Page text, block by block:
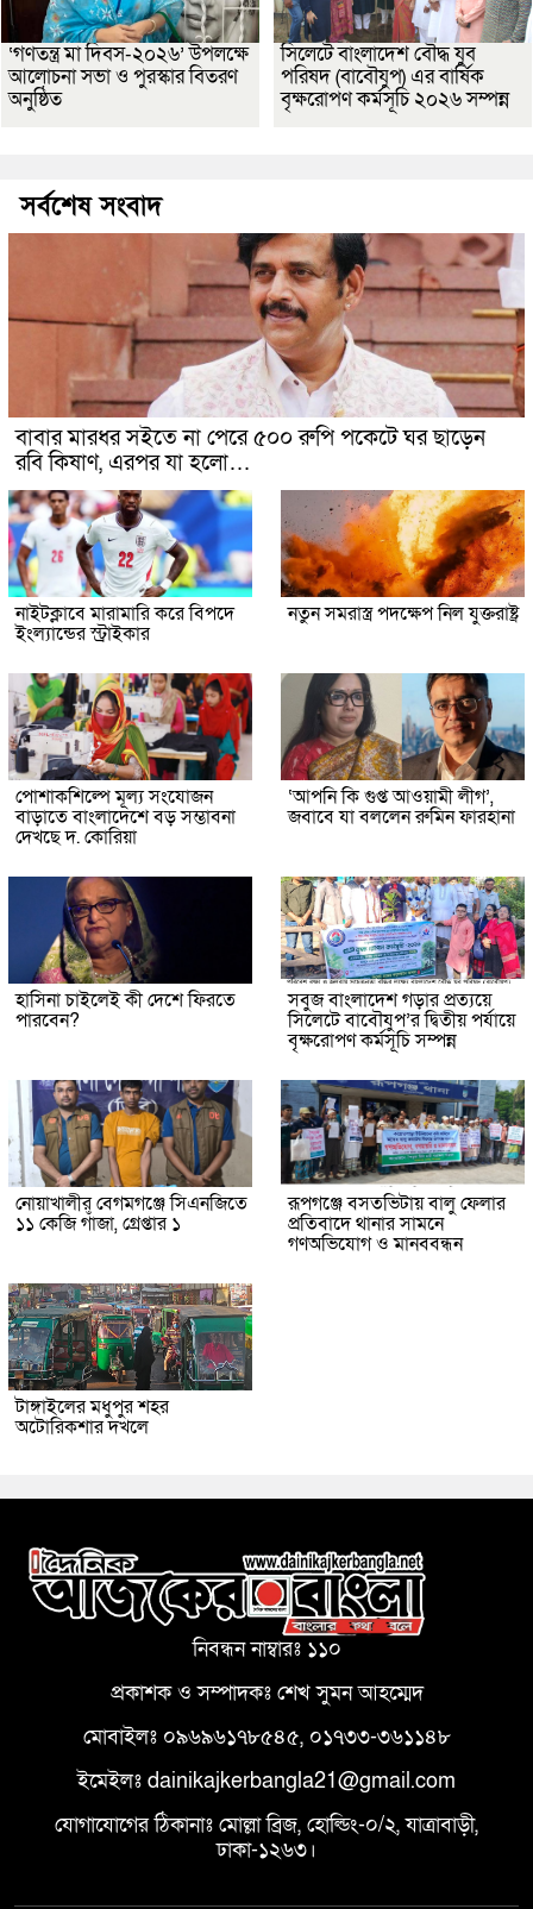
‘গণতন্ত্র মা দিবস-২০২৬’ উপলক্ষে
আলোচনা সভা ও পুরস্কার বিতরণ
অনুষ্ঠিত
সিলেটে বাংলাদেশ বৌদ্ধ যুব
পরিষদ (বাবৌযুপ) এর বার্ষিক
বৃক্ষরোপণ কর্মসূচি ২০২৬ সম্পন্ন
সর্বশেষ সংবাদ
বাবার মারধর সইতে না পেরে ৫০০ রুপি পকেটে ঘর ছাড়েন
রবি কিষাণ, এরপর যা হলো…
নাইটক্লাবে মারামারি করে বিপদে
ইংল্যান্ডের স্ট্রাইকার
নতুন সমরাস্ত্র পদক্ষেপ নিল যুক্তরাষ্ট্র
পোশাকশিল্পে মূল্য সংযোজন
বাড়াতে বাংলাদেশে বড় সম্ভাবনা
দেখছে দ. কোরিয়া
‘আপনি কি গুপ্ত আওয়ামী লীগ’,
জবাবে যা বললেন রুমিন ফারহানা
হাসিনা চাইলেই কী দেশে ফিরতে
পারবেন?
সবুজ বাংলাদেশ গড়ার প্রত্যয়ে
সিলেটে বাবৌযুপ’র দ্বিতীয় পর্যায়ে
বৃক্ষরোপণ কর্মসূচি সম্পন্ন
নোয়াখালীর বেগমগঞ্জে সিএনজিতে
১১ কেজি গাঁজা, গ্রেপ্তার ১
রূপগঞ্জে বসতভিটায় বালু ফেলার
প্রতিবাদে থানার সামনে
গণঅভিযোগ ও মানববন্ধন
টাঙ্গাইলের মধুপুর শহর
অটোরিকশার দখলে
নিবন্ধন নাম্বারঃ ১১০
প্রকাশক ও সম্পাদকঃ শেখ সুমন আহম্মেদ
মোবাইলঃ ০৯৬৯৬১৭৮৫৪৫, ০১৭৩৩-৩৬১১৪৮
ইমেইলঃ dainikajkerbangla21@gmail.com
যোগাযোগের ঠিকানাঃ মোল্লা ব্রিজ, হোল্ডিং-০/২, যাত্রাবাড়ী,
ঢাকা-১২৬৩।